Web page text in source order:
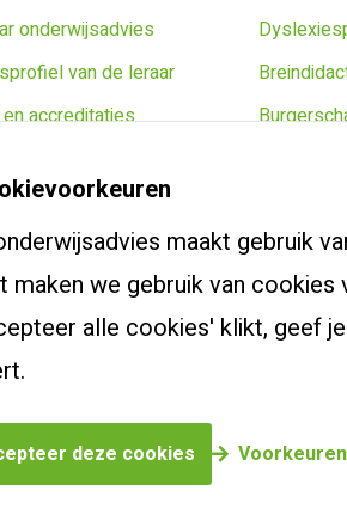
onderwijsadvies
van de leraar
accreditaties
maakt gebruik
maken we gebruik van
alle cookies' klikt, geef
deze cookies